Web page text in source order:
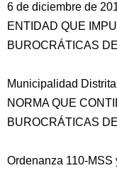
6 de diciembre de
ENTIDAD QUE
BUROCRÁTICAS
Municipalidad
NORMA QUE
BUROCRÁTICAS
Ordenanza 110-